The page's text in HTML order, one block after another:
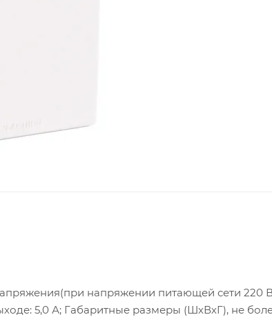
напряжении питающей сети 220 В
5,0 А; Габаритные размеры (ШхВхГ), не